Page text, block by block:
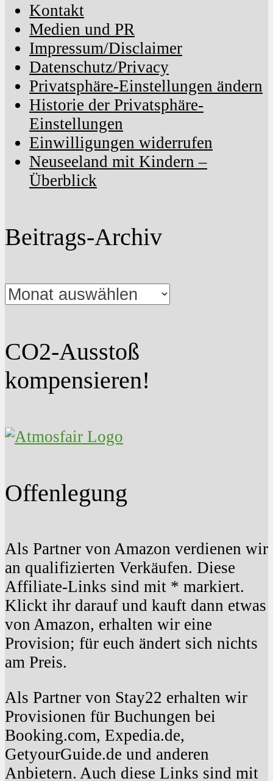
Kontakt
Medien und PR
Impressum/Disclaimer
Datenschutz/Privacy
Privatsphäre-Einstellungen ändern
Historie der Privatsphäre-
Einstellungen
Einwilligungen widerrufen
Neuseeland mit Kindern –
Überblick
Beitrags-Archiv
Beitrags-
Archiv
CO2-Ausstoß
kompensieren!
Offenlegung
Als Partner von Amazon verdienen wir
an qualifizierten Verkäufen. Diese
Affiliate-Links sind mit * markiert.
Klickt ihr darauf und kauft dann etwas
von Amazon, erhalten wir eine
Provision; für euch ändert sich nichts
am Preis.
Als Partner von Stay22 erhalten wir
Provisionen für Buchungen bei
Booking.com, Expedia.de,
GetyourGuide.de und anderen
Anbietern. Auch diese Links sind mit